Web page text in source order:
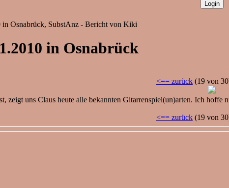
Osnabrück, SubstAnz - Bericht von Kiki
in Osnabrück
<== zurück (19 von
zeigt uns Claus heute alle bekannten Gitarrenspiel(un)arten. Ich
<== zurück (19 von